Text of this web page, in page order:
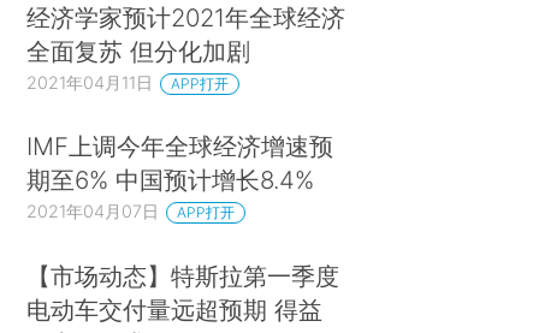
经济学家预计2021年全球经济
全面复苏 但分化加剧
2021年04月11日 APP打开
IMF上调今年全球经济增速预
期至6% 中国预计增长8.4%
2021年04月07日 APP打开
【市场动态】特斯拉第一季度
电动车交付量远超预期 得益